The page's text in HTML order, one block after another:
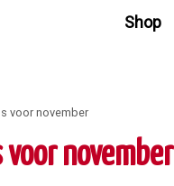
voor november
Shop
november